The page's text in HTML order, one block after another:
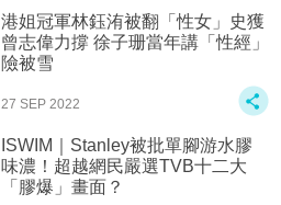
港姐冠軍林鈺洧被翻「性女」史獲
曾志偉力撐 徐子珊當年講「性經」
險被雪
27 SEP 2022
ISWIM｜Stanley被批單腳游水膠
味濃！超越網民嚴選TVB十二大
「膠爆」畫面？